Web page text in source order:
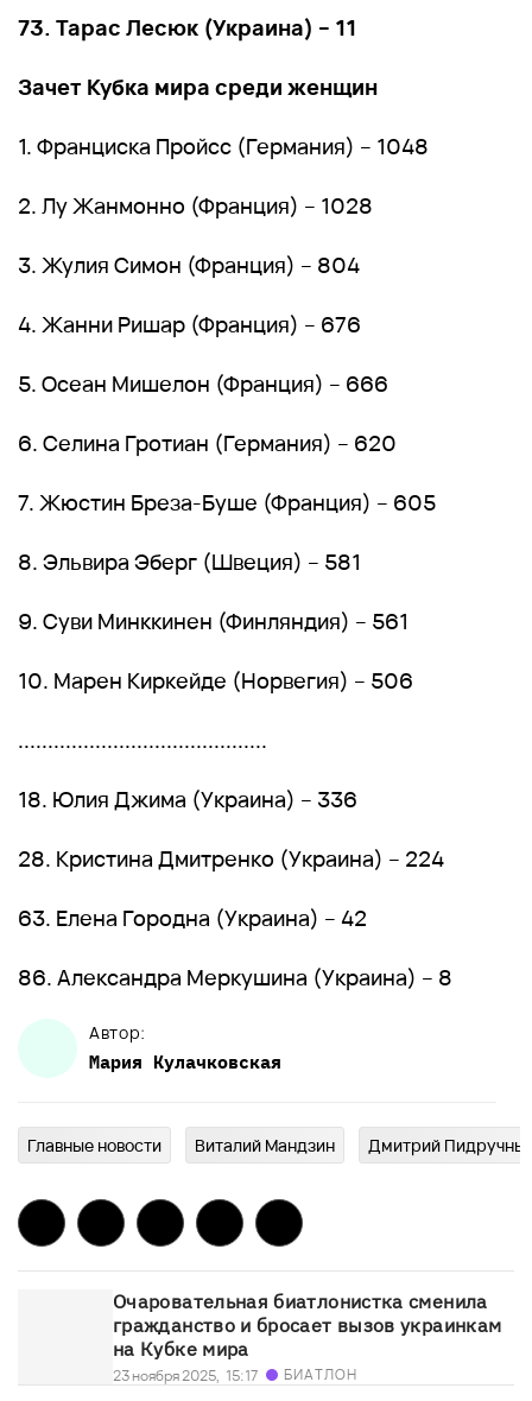
73. Тарас Лесюк (Украина) – 11
Зачет Кубка мира среди женщин
1. Франциска Пройсс (Германия) – 1048
2. Лу Жанмонно (Франция) – 1028
3. Жулия Симон (Франция) – 804
4. Жанни Ришар (Франция) – 676
5. Осеан Мишелон (Франция) – 666
6. Селина Гротиан (Германия) – 620
7. Жюстин Бреза-Буше (Франция) – 605
8. Эльвира Эберг (Швеция) – 581
9. Суви Минккинен (Финляндия) – 561
10. Марен Киркейде (Норвегия) – 506
..........................................
18. Юлия Джима (Украина) – 336
28. Кристина Дмитренко (Украина) – 224
63. Елена Городна (Украина) – 42
86. Александра Меркушина (Украина) – 8
Автор:
Мария Кулачковская
Главныe новости Виталий Мандзин Дмитрий
Очаровательная биатлонистка сменила
гражданство и бросает вызов украинкам
на Кубке мира
23 ноября 2025, 15:17 БИАТЛОН